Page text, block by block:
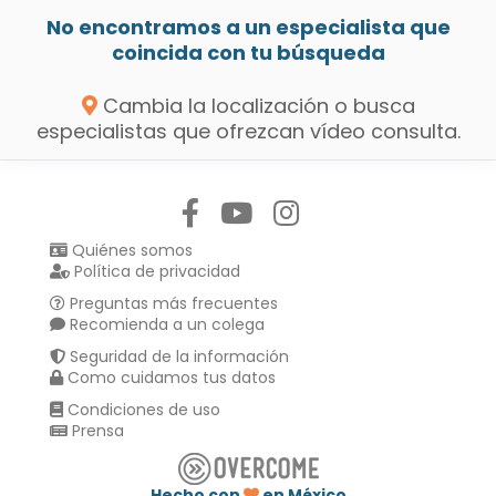
No encontramos a un especialista que
coincida con tu búsqueda
Cambia la localización o busca
especialistas que ofrezcan vídeo consulta.
Quiénes somos
Política de privacidad
Preguntas más frecuentes
Recomienda a un colega
Seguridad de la información
Como cuidamos tus datos
Condiciones de uso
Prensa